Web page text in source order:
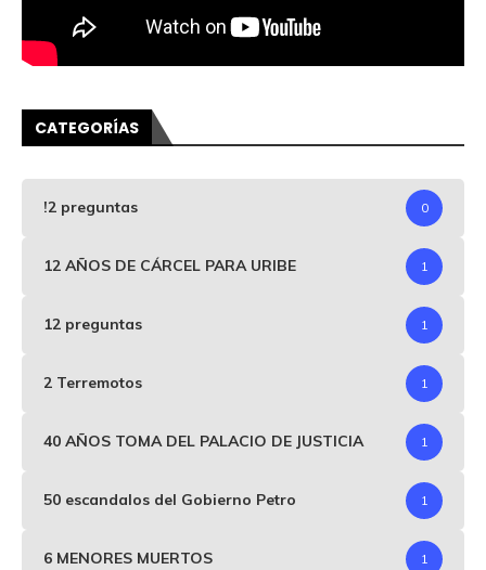
CATEGORÍAS
!2 preguntas 0
12 AÑOS DE CÁRCEL PARA URIBE 1
12 preguntas 1
2 Terremotos 1
40 AÑOS TOMA DEL PALACIO DE JUSTICIA 1
50 escandalos del Gobierno Petro 1
6 MENORES MUERTOS 1